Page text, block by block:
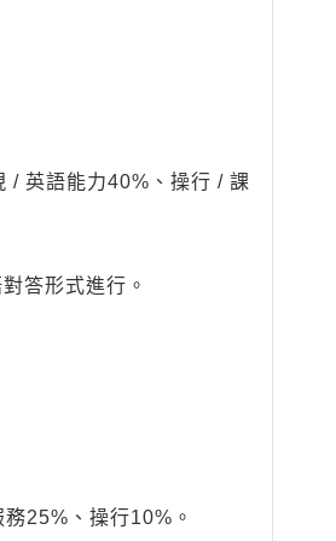
/ 英語能力40%、操行 / 課
答形式進行。
25%、操行10%。